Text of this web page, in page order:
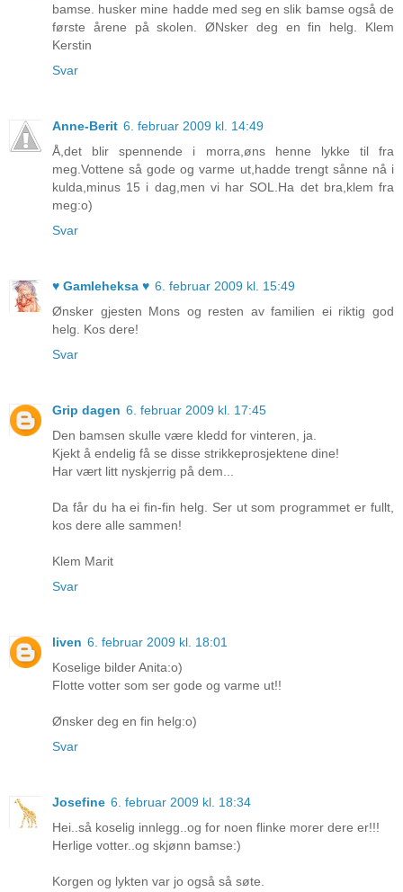
bamse. husker mine hadde med seg en slik bamse også de
første årene på skolen. ØNsker deg en fin helg. Klem
Kerstin
Svar
Anne-Berit 6. februar 2009 kl. 14:49
Å,det blir spennende i morra,øns henne lykke til fra
meg.Vottene så gode og varme ut,hadde trengt sånne nå i
kulda,minus 15 i dag,men vi har SOL.Ha det bra,klem fra
meg:o)
Svar
♥ Gamleheksa ♥ 6. februar 2009 kl. 15:49
Ønsker gjesten Mons og resten av familien ei riktig god
helg. Kos dere!
Svar
Grip dagen 6. februar 2009 kl. 17:45
Den bamsen skulle være kledd for vinteren, ja.
Kjekt å endelig få se disse strikkeprosjektene dine!
Har vært litt nyskjerrig på dem...
Da får du ha ei fin-fin helg. Ser ut som programmet er fullt,
kos dere alle sammen!
Klem Marit
Svar
liven 6. februar 2009 kl. 18:01
Koselige bilder Anita:o)
Flotte votter som ser gode og varme ut!!
Ønsker deg en fin helg:o)
Svar
Josefine 6. februar 2009 kl. 18:34
Hei..så koselig innlegg..og for noen flinke morer dere er!!!
Herlige votter..og skjønn bamse:)
Korgen og lykten var jo også så søte.